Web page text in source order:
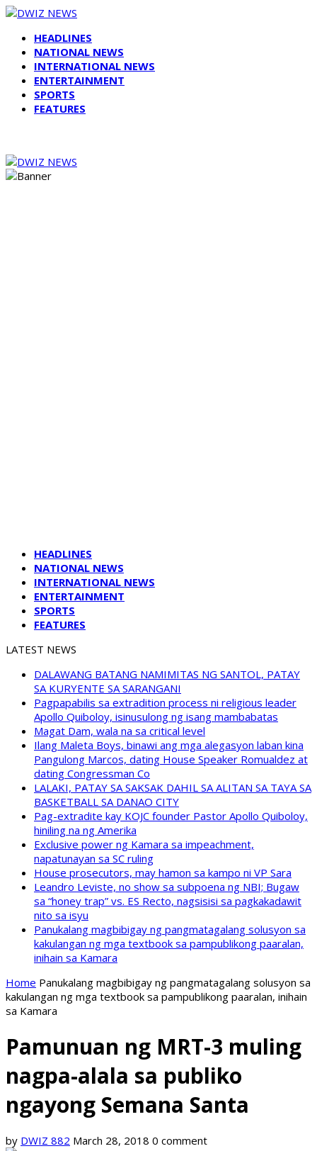
HEADLINES
NATIONAL NEWS
INTERNATIONAL NEWS
ENTERTAINMENT
SPORTS
FEATURES
HEADLINES
NATIONAL NEWS
INTERNATIONAL NEWS
ENTERTAINMENT
SPORTS
FEATURES
LATEST NEWS
DALAWANG BATANG NAMIMITAS NG SANTOL, PATAY
SA KURYENTE SA SARANGANI
Pagpapabilis sa extradition process ni religious leader
Apollo Quiboloy, isinusulong ng isang mambabatas
Magat Dam, wala na sa critical level
Ilang Maleta Boys, binawi ang mga alegasyon laban kina
Pangulong Marcos, dating House Speaker Romualdez at
dating Congressman Co
LALAKI, PATAY SA SAKSAK DAHIL SA ALITAN SA TAYA SA
BASKETBALL SA DANAO CITY
Pag-extradite kay KOJC founder Pastor Apollo Quiboloy,
hiniling na ng Amerika
Exclusive power ng Kamara sa impeachment,
napatunayan sa SC ruling
House prosecutors, may hamon sa kampo ni VP Sara
Leandro Leviste, no show sa subpoena ng NBI; Bugaw
sa “honey trap” vs. ES Recto, nagsisisi sa pagkakadawit
nito sa isyu
Panukalang magbibigay ng pangmatagalang solusyon sa
kakulangan ng mga textbook sa pampublikong paaralan,
inihain sa Kamara
Home Panukalang magbibigay ng pangmatagalang solusyon sa
kakulangan ng mga textbook sa pampublikong paaralan, inihain
sa Kamara
Pamunuan ng MRT-3 muling
nagpa-alala sa publiko
ngayong Semana Santa
by DWIZ 882 March 28, 2018 0 comment